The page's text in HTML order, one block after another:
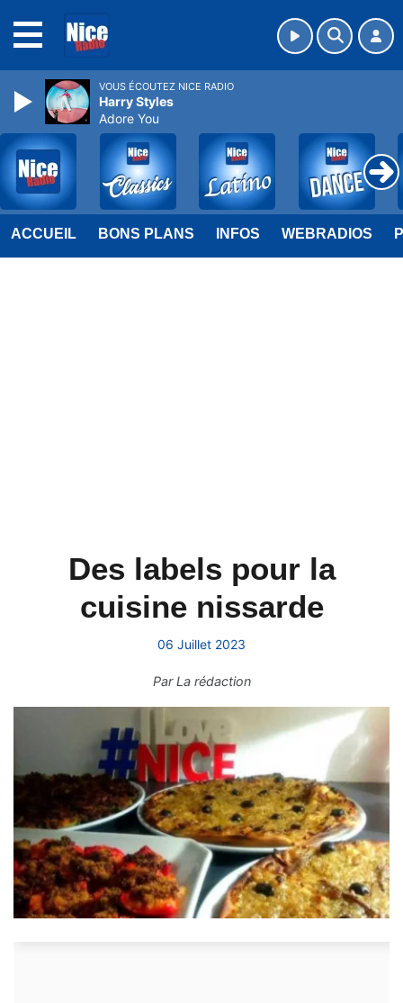
ACCUEIL BONS PLANS INFOS WEBRADIOS
Des labels pour la
cuisine nissarde
06 Juillet 2023
ParLa rédaction
VOUS ÉCOUTEZ NICE RADIO
Harry Styles
Adore You